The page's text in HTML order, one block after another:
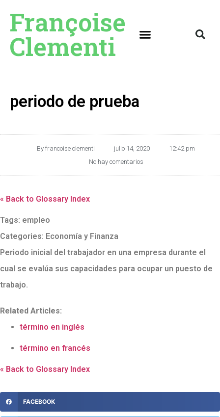
Françoise
Clementi
periodo de prueba
By francoise clementi julio 14, 2020
12:42 pm
No hay comentarios
« Back to Glossary Index
Tags: empleo
Categories: Economía y Finanza
Periodo inicial del trabajador en una empresa durante el
cual se evalúa sus capacidades para ocupar un puesto de
trabajo.
Related Articles:
término en inglés
término en francés
« Back to Glossary Index
FACEBOOK